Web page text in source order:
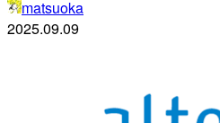
matsuoka
2025.09.09